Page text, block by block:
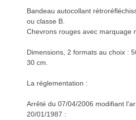
Bandeau autocollant
ou classe B.
Chevrons rouges avec marquage
Dimensions, 2 formats au choix :
30 cm.
La réglementation :
Arrêté du 07/04/2006 modifiant
20/01/1987 :